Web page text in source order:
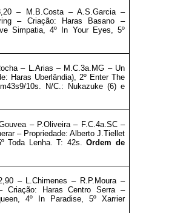
– M.B.Costa – A.S.Garcia –
– Criação: Haras Basano –
Simpatia, 4º In Your Eyes, 5º
– L.Arias – M.C.3a.MG – Un
Haras Uberlândia), 2º Enter The
10s. N/C.: Nukazuke (6) e
– P.Oliveira – F.C.4a.SC –
– Propriedade: Alberto J.Tiellet
Toda Lenha. T: 42s.Ordem de
– L.Chimenes – R.P.Moura –
Criação: Haras Centro Serra –
4º In Paradise, 5º Xarrier